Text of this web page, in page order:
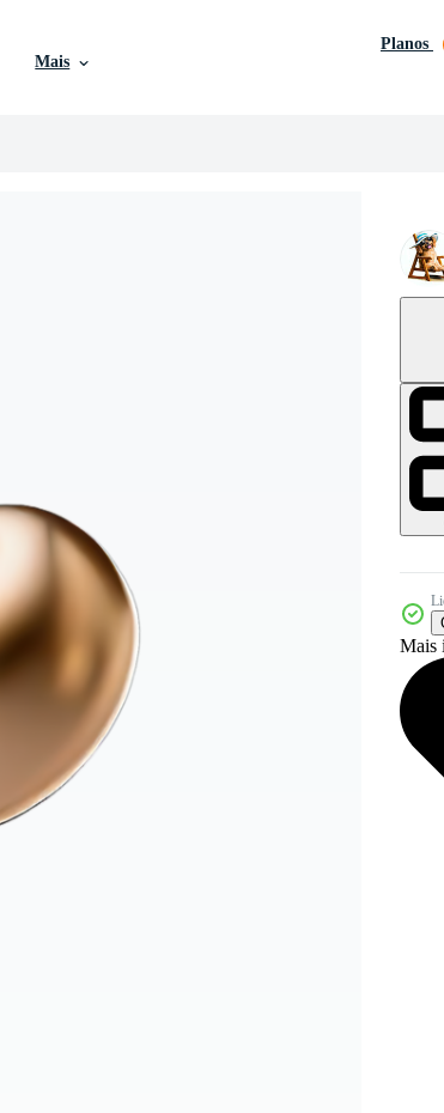
Mais
Planos
Mais